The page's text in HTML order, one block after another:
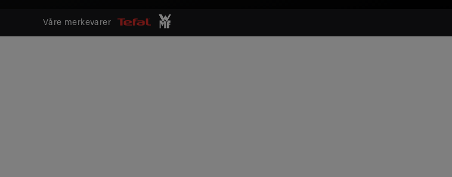
Våre merkevarer